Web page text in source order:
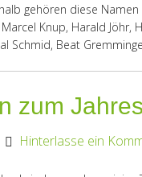
gehören diese
Knup, Harald Jöhr,
Schmid, Beat
zum
Hinterlasse ein